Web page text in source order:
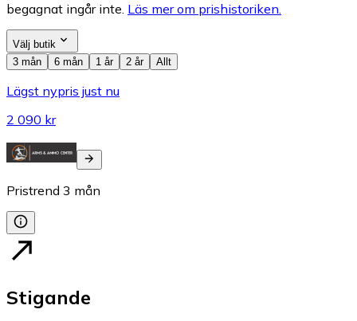
begagnat ingår inte. Läs mer om prishistoriken.
Välj butik
3 mån
6 mån 1 år 2 år Allt
Lägst nypris just nu
2 090 kr
Pristrend 3 mån
Stigande